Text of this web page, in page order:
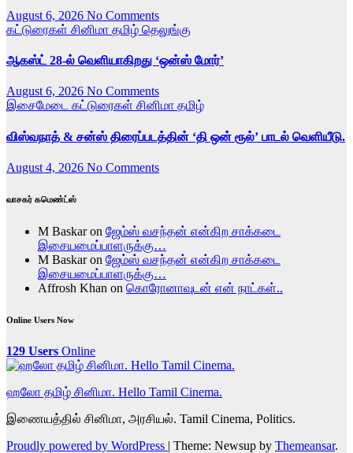
August 6, 2026 No Comments
கட்டுரைகள் சினிமா தமிழ் தெலுங்கு
ஆகஸ்ட் 28-ல் வெளியாகிறது ‘ஒன்ஸ் மோர்’
August 6, 2026 No Comments
இசைமேடை கட்டுரைகள் சினிமா தமிழ்
விஸ்வநாத் & சன்ஸ் திரைப்படத்தின் ‘தி ஒன் ரூல்’ பாடல் வெளியீடு.
August 4, 2026 No Comments
வாசகர் கமெண்ட்ஸ்
M Baskaron ஜேம்ஸ் வசந்தன் என்கிற சாக்கடை
இசையமைப்பாளருக்கு…
M Baskaron ஜேம்ஸ் வசந்தன் என்கிற சாக்கடை
இசையமைப்பாளருக்கு…
Affrosh Khan on கொரோனாவுடன் என் நாட்கள்..
Online Users Now
129 Users Online
ஹலோ தமிழ் சினிமா. Hello Tamil Cinema.
இணையத்தில் சினிமா, அரசியல். Tamil Cinema, Politics.
Proudly powered by WordPress | Theme: Newsup by Themeansar.